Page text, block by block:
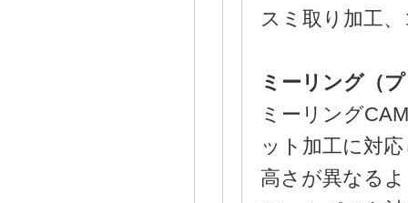
スミ取り加工
ミーリング（
ミーリング
ット加工に対
高さが異なる